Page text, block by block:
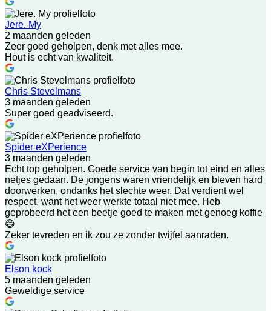
Jere. My
2 maanden geleden
Zeer goed geholpen, denk met alles mee.
Hout is echt van kwaliteit.
Chris Stevelmans
3 maanden geleden
Super goed geadviseerd.
Spider eXPerience
3 maanden geleden
Echt top geholpen. Goede service van begin tot eind en alles
netjes gedaan. De jongens waren vriendelijk en bleven hard
doorwerken, ondanks het slechte weer. Dat verdient wel
respect, want het weer werkte totaal niet mee. Heb
geprobeerd het een beetje goed te maken met genoeg koffie
😄
Zeker tevreden en ik zou ze zonder twijfel aanraden.
Elson kock
5 maanden geleden
Geweldige service